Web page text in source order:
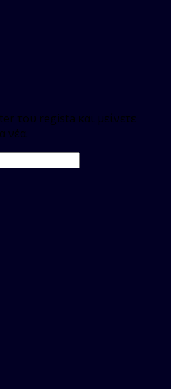
του regista και μείνετε
νέα.